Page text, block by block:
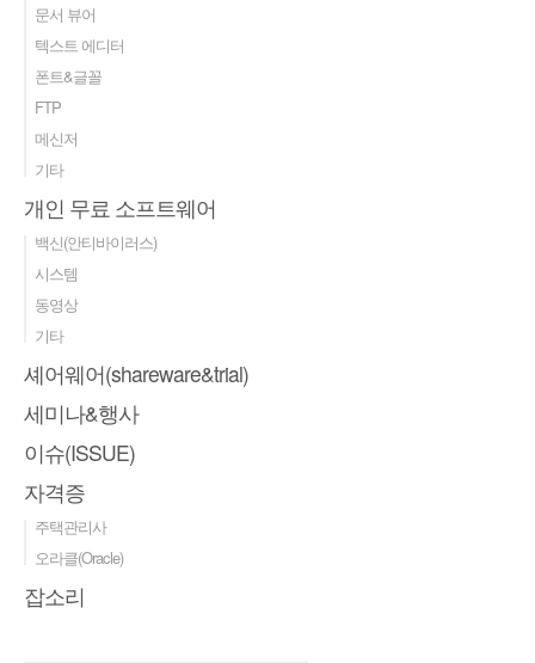
문서 뷰어
텍스트 에디터
폰트&글꼴
FTP
메신저
기타
개인 무료 소프트웨어
백신(안티바이러스)
시스템
동영상
기타
셰어웨어(shareware&trial)
세미나&행사
이슈(ISSUE)
자격증
주택관리사
오라클(Oracle)
잡소리